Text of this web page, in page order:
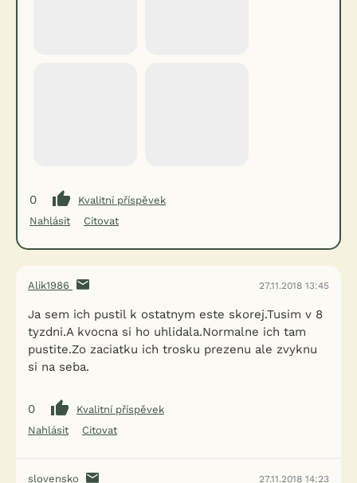
0
Kvalitní příspěvek
Nahlásit
Citovat
Alik1986 27.11.2018 13:45
Ja sem ich pustil k ostatnym este skorej.Tusim v 8
tyzdni.A kvocna si ho uhlidala.Normalne ich tam
pustite.Zo zaciatku ich trosku prezenu ale zvyknu
si na seba.
0
Kvalitní příspěvek
Nahlásit
Citovat
slovensko 27.11.2018 14:23